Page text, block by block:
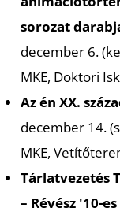
sorozat
december 6.
MKE, Doktori
Az én XX.
december 14.
MKE,
Tárlatvezetés
– Révész '10-